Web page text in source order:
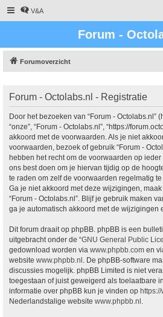
V&A
Forum -
Forumoverzicht
Forum - Octolabs.nl - Registratie
Door het bezoeken van “Forum - Octolabs.nl”
“onze”, “Forum - Octolabs.nl”, “https://
akkoord met de voorwaarden. Als je niet
voorwaarden, bezoek of gebruik “Forum -
hebben het recht om de voorwaarden op
ons best doen om je hiervan tijdig op de
te raden om zelf de voorwaarden regelmatig
Ga je niet akkoord met deze wijzigingen,
“Forum - Octolabs.nl”. Blijf je gebruik maken
ga je automatisch akkoord met de wijzigingen
Dit forum draait op phpBB. phpBB is een
uitgebracht onder de “GNU General Public
gedownload worden via www.phpbb.com en
website www.phpbb.nl . De phpBB-software
discussies mogelijk. phpBB Limited is niet
toegestaan of juist geweigerd als toelaatbare
informatie over phpBB kun je vinden op
Nederlandstalige website www.phpbb.nl .